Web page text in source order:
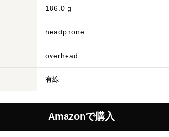
186.0 g
headphone
overhead
有線
Amazonで購入